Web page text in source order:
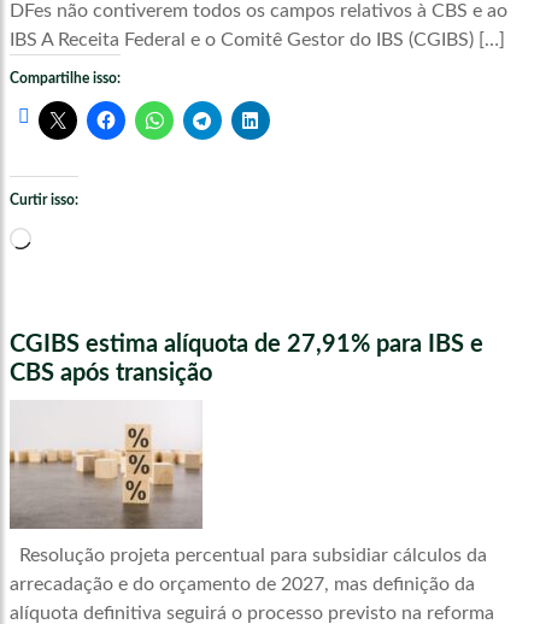
DFes não contiverem todos os campos relativos à CBS e ao
IBS A Receita Federal e o Comitê Gestor do IBS (CGIBS) […]
Compartilhe isso:
Curtir isso:
Carregando...
CGIBS estima alíquota de 27,91% para IBS e
CBS após transição
Resolução projeta percentual para subsidiar cálculos da
arrecadação e do orçamento de 2027, mas definição da
alíquota definitiva seguirá o processo previsto na reforma